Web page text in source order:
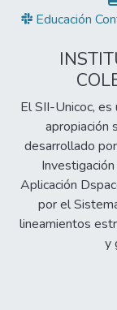
Educación
El SII-Unicoc,
apropiación
desarrollado
Aplicación
por el
lineamientos
y